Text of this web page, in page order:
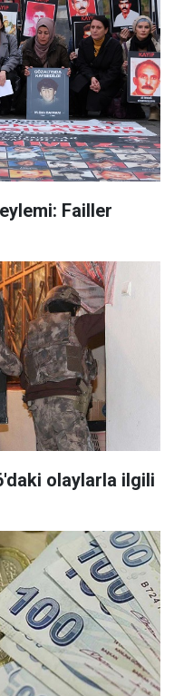
eylemi: Failler
olaylarla ilgili